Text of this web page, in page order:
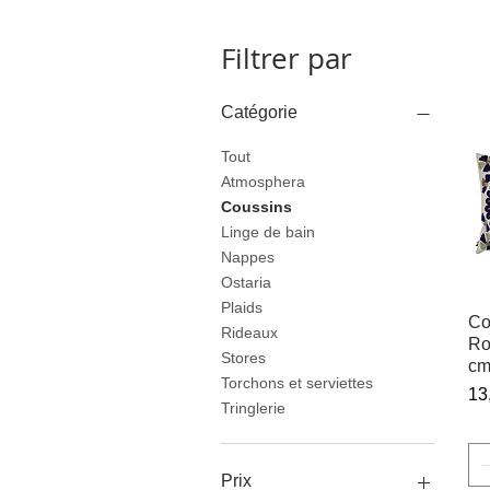
Filtrer par
Catégorie
Tout
Atmosphera
Coussins
Linge de bain
Nappes
Ostaria
Plaids
Rideaux
Stores
Torchons et serviettes
Tringlerie
Prix